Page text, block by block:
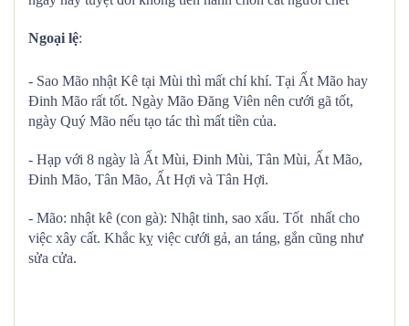
Ngoại lệ:
- Sao Mão nhật Kê tại Mùi thì mất chí khí. Tại Ất Mão hay
Đinh Mão rất tốt. Ngày Mão Đăng Viên nên cưới gã tốt,
ngày Quý Mão nếu tạo tác thì mất tiền của.
- Hạp với 8 ngày là Ất Mùi, Đinh Mùi, Tân Mùi, Ất Mão,
Đinh Mão, Tân Mão, Ất Hợi và Tân Hợi.
- Mão: nhật kê (con gà): Nhật tinh, sao xấu. Tốt nhất cho
việc xây cất. Khắc kỵ việc cưới gả, an táng, gắn cũng như
sửa cửa.